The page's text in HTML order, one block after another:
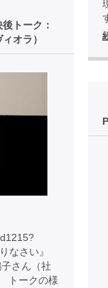
トーク：
オラ）
なさい』
さん（社
トークの様